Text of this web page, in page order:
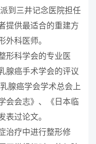
到三井记念医院担任
提供最适合的重建方
外科医师。
形科学会的专业医
腺癌手术学会的评议
腺癌学会学术总会上
会会志》、《日本临
表过论文。
治疗中进行整形修